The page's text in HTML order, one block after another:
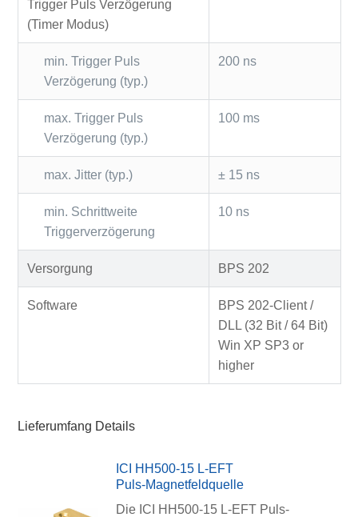
Trigger Puls Verzögerung
(Timer Modus)
min. Trigger Puls
Verzögerung (typ.)
200 ns
max. Trigger Puls
Verzögerung (typ.)
100 ms
max. Jitter (typ.) ± 15 ns
min. Schrittweite
Triggerverzögerung
10 ns
Versorgung BPS 202
Software
BPS 202-Client /
DLL (32 Bit / 64 Bit)
Win XP SP3 or
higher
Lieferumfang Details
ICI HH500-15 L-EFT
Puls-Magnetfeldquelle
Die ICI HH500-15 L-EFT Puls-